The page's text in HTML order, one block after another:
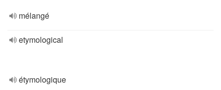
mélangé
etymological
étymologique